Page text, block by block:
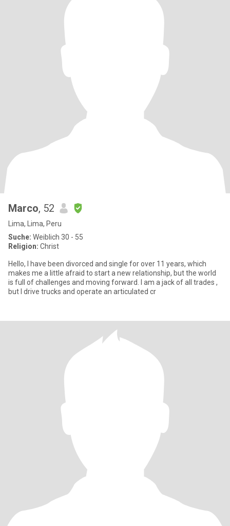
Marco, 52
Lima, Lima, Peru
Suche: Weiblich 30 - 55
Religion: Christ
Hello, I have been divorced and single for over 11 years, which
makes me a little afraid to start a new relationship, but the world
is full of challenges and moving forward. I am a jack of all trades ,
but I drive trucks and operate an articulated cr